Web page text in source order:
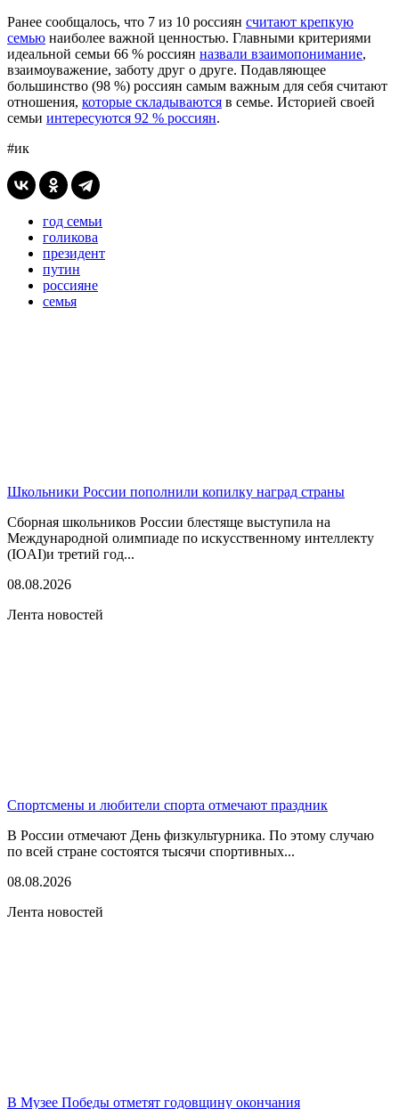
Ранее сообщалось, что 7 из 10 россиян считают крепкую
семью наиболее важной ценностью. Главными критериями
идеальной семьи 66 % россиян назвали взаимопонимание,
взаимоуважение, заботу друг о друге. Подавляющее
большинство (98 %) россиян самым важным для себя считают
отношения, которые складываются в семье. Историей своей
семьи интересуются 92 % россиян.
#ик
год семьи
голикова
президент
путин
россияне
семья
Школьники России пополнили копилку наград страны
Сборная школьников России блестяще выступила на
Международной олимпиаде по искусственному интеллекту
(IOAI)и третий год...
08.08.2026
Лента новостей
Спортсмены и любители спорта отмечают праздник
В России отмечают День физкультурника. По этому случаю
по всей стране состоятся тысячи спортивных...
08.08.2026
Лента новостей
В Музее Победы отметят годовщину окончания